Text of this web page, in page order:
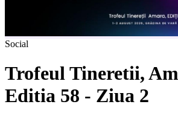
Social
Trofeul Tineretii,
Editia 58 - Ziua 2